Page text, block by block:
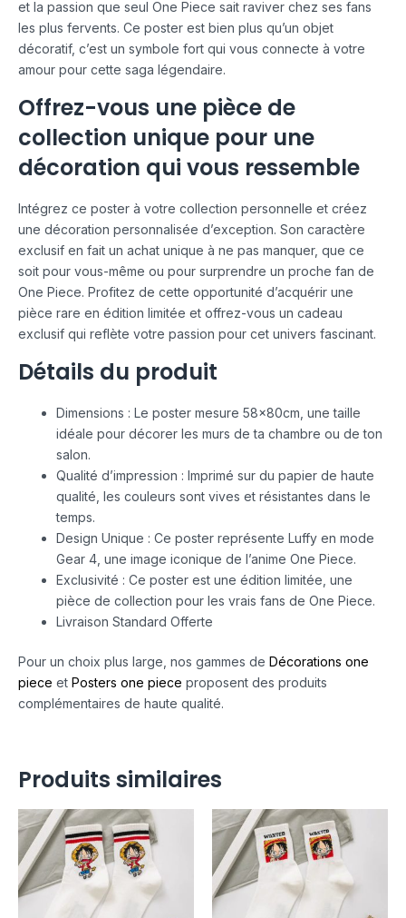
et la passion que seul One Piece sait raviver chez ses fans
les plus fervents. Ce poster est bien plus qu’un objet
décoratif, c’est un symbole fort qui vous connecte à votre
amour pour cette saga légendaire.
Offrez-vous une pièce de
collection unique pour une
décoration qui vous ressemble
Intégrez ce poster à votre collection personnelle et créez
une décoration personnalisée d’exception. Son caractère
exclusif en fait un achat unique à ne pas manquer, que ce
soit pour vous-même ou pour surprendre un proche fan de
One Piece. Profitez de cette opportunité d’acquérir une
pièce rare en édition limitée et offrez-vous un cadeau
exclusif qui reflète votre passion pour cet univers fascinant.
Détails du produit
Dimensions : Le poster mesure 58x80cm, une taille
idéale pour décorer les murs de ta chambre ou de ton
salon.
Qualité d’impression : Imprimé sur du papier de haute
qualité, les couleurs sont vives et résistantes dans le
temps.
Design Unique : Ce poster représente Luffy en mode
Gear 4, une image iconique de l’anime One Piece.
Exclusivité : Ce poster est une édition limitée, une
pièce de collection pour les vrais fans de One Piece.
Livraison Standard Offerte
Pour un choix plus large, nos gammes de Décorations one
piece et Posters one piece proposent des produits
complémentaires de haute qualité.
Produits similaires